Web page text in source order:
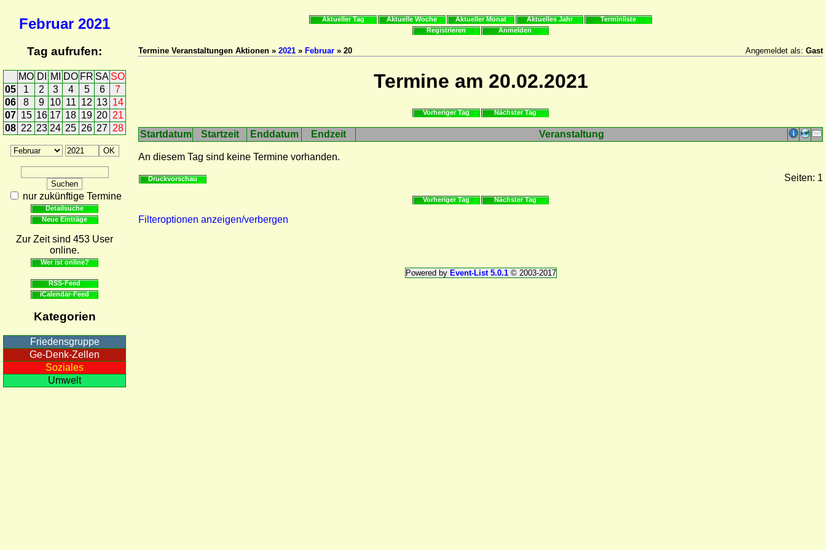
Februar 2021
Tag aufrufen:
MO DI MI DO FR SA SO
05
1 2 3 4 5 6
7
06
8 9 10 11 12 13 14
07 15 16 17 18 19 20 21
08 22 23 24 25 26 27 28
nur zukünftige Termine
Detailsuche
Neue Einträge
Zur Zeit sind 453 User
online.
Wer ist online?
RSS-Feed
iCalendar-Feed
Kategorien
Friedensgruppe
Ge-Denk-Zellen
Soziales
Umwelt
Aktueller Tag Aktuelle Woche Aktueller Monat Aktuelles Jahr
Terminliste
Registrieren
Anmelden
Termine Veranstaltungen Aktionen » 2021 » Februar » 20 Angemeldet als: Gast
Termine am 20.02.2021
Vorheriger Tag Nächster Tag
Startdatum Startzeit Enddatum Endzeit Veranstaltung
An diesem Tag sind keine Termine vorhanden.
Druckvorschau Seiten: 1
Vorheriger Tag Nächster Tag
Filteroptionen anzeigen/verbergen
Powered by Event-List 5.0.1© 2003-2017